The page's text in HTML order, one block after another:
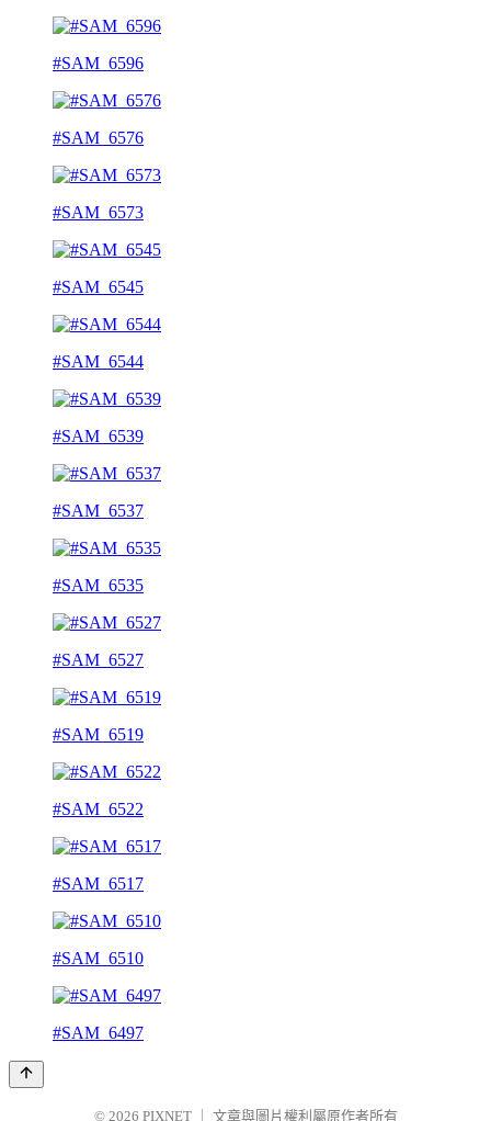
#SAM_6596
#SAM_6576
#SAM_6573
#SAM_6545
#SAM_6544
#SAM_6539
#SAM_6537
#SAM_6535
#SAM_6527
#SAM_6519
#SAM_6522
#SAM_6517
#SAM_6510
#SAM_6497
© 2026 PIXNET 文章與圖片權利屬原作者所有